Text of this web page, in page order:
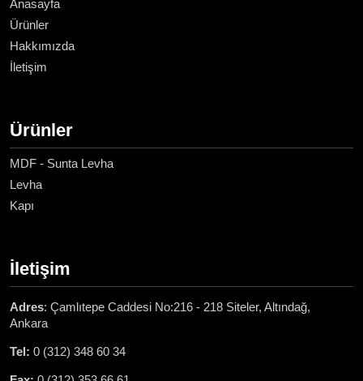
Anasayfa
Ürünler
Hakkımızda
İletişim
Ürünler
MDF - Sunta Levha
Levha
Kapı
İletişim
Adres: Çamlıtepe Caddesi No:216 - 218 Siteler, Altındağ,
Ankara
Tel: 0 (312) 348 60 34